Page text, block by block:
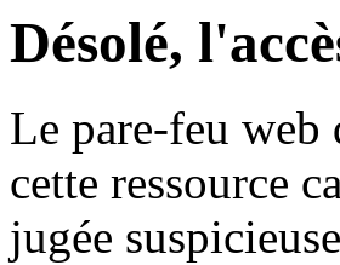
Désolé,
Le pare-feu web
cette ressource
jugée